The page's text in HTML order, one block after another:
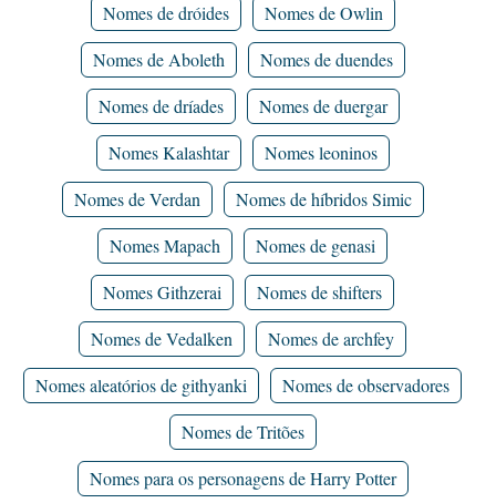
Nomes de dróides
Nomes de Owlin
Nomes de Aboleth
Nomes de duendes
Nomes de dríades
Nomes de duergar
Nomes Kalashtar
Nomes leoninos
Nomes de Verdan
Nomes de híbridos Simic
Nomes Mapach
Nomes de genasi
Nomes Githzerai
Nomes de shifters
Nomes de Vedalken
Nomes de archfey
Nomes aleatórios de githyanki
Nomes de observadores
Nomes de Tritões
Nomes para os personagens de Harry Potter